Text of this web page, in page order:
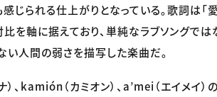
じられる仕上がりとなっている。歌詞は「
を軸に据えており、単純なラブソングでは
人間の弱さを描写した楽曲だ。
、kamión（カミオン）、a’mei（エイメイ）